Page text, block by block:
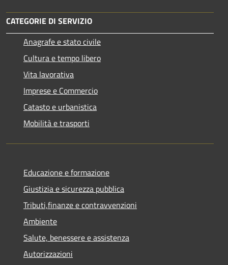
CATEGORIE DI SERVIZIO
Anagrafe e stato civile
Cultura e tempo libero
Vita lavorativa
Imprese e Commercio
Catasto e urbanistica
Mobilità e trasporti
Educazione e formazione
Giustizia e sicurezza pubblica
Tributi,finanze e contravvenzioni
Ambiente
Salute, benessere e assistenza
Autorizzazioni